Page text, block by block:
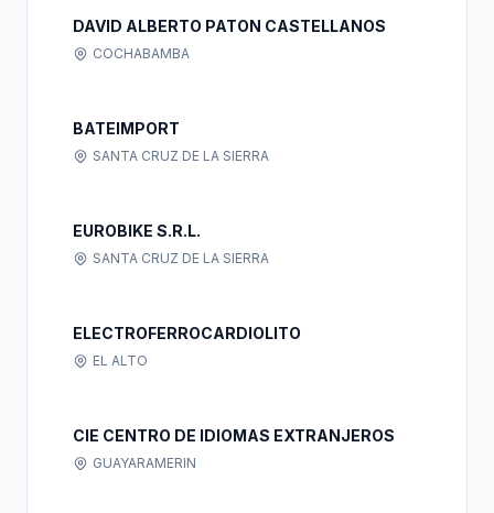
DAVID ALBERTO PATON CASTELLANOS
COCHABAMBA
BATEIMPORT
SANTA CRUZ DE LA SIERRA
EUROBIKE S.R.L.
SANTA CRUZ DE LA SIERRA
ELECTROFERROCARDIOLITO
EL ALTO
CIE CENTRO DE IDIOMAS EXTRANJEROS
GUAYARAMERIN